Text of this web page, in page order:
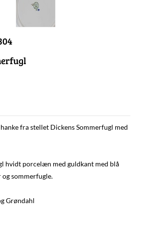
fra stellet Dickens Sommerfugl med
hvidt porcelæn med guldkant med blå
sommerfugle.
Grøndahl